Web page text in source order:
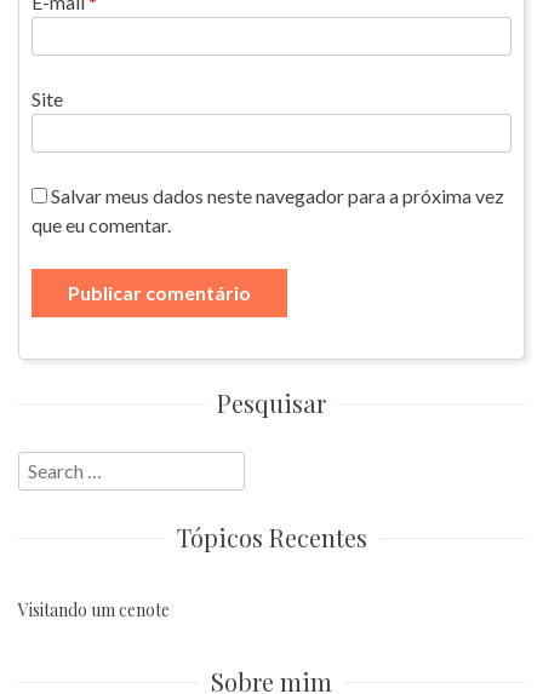
Site
Salvar meus dados neste navegador para a próxima vez
que eu comentar.
Pesquisar
Search
for:
Tópicos Recentes
Visitando um cenote
Sobre mim